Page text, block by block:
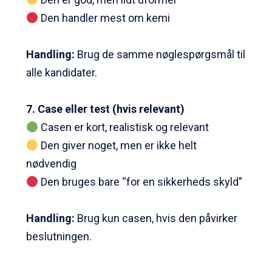
Den handler mest om kemi
Handling: Brug de samme nøglespørgsmål til
alle kandidater.
7. Case eller test (hvis relevant)
Casen er kort, realistisk og relevant
Den giver noget, men er ikke helt
nødvendig
Den bruges bare “for en sikkerheds skyld”
Handling: Brug kun casen, hvis den påvirker
beslutningen.